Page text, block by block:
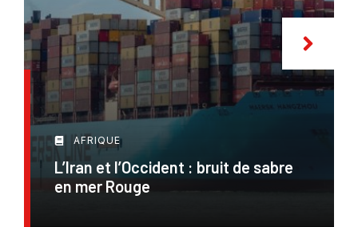
AFRIQUE
L’Iran et l’Occident : bruit de sabre
en mer Rouge